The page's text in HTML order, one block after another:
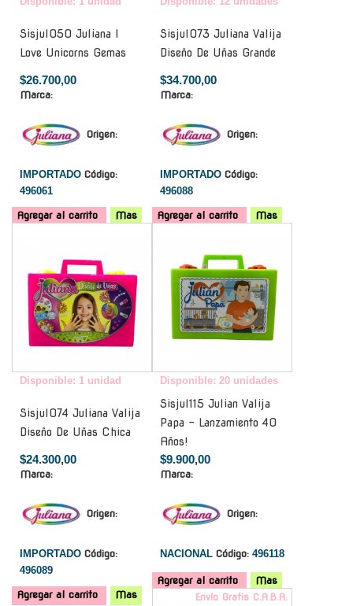
Sisjul050 Juliana I
Love Unicorns Gemas
$26.700,00
Marca:
Origen:
IMPORTADO Código:
496061
Agregar al carrito Mas
Sisjul073 Juliana Valija
Diseño De Uñas Grande
$34.700,00
Marca:
Origen:
IMPORTADO Código:
496088
Agregar al carrito
Mas
Disponible: 1 unidad
Sisjul074 Juliana Valija
Diseño De Uñas Chica
$24.300,00
Marca:
Origen:
IMPORTADO Código:
496089
Agregar al carrito Mas
Disponible: 20 unidades
Sisjul115 Julian Valija
Papa - Lanzamiento 40
Años!
$9.900,00
Marca:
Origen:
NACIONAL Código: 496118
Agregar al carrito
Mas
Envío Gratis C.A.B.A.